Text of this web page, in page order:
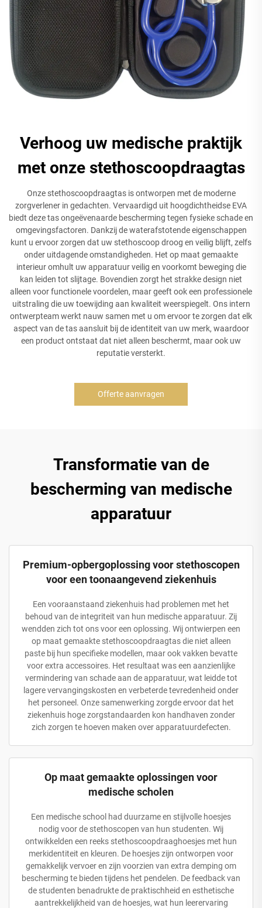
Verhoog uw medische praktijk
met onze stethoscoopdraagtas
Onze stethoscoopdraagtas is ontworpen met de moderne
zorgverlener in gedachten. Vervaardigd uit hoogdichtheidse EVA
biedt deze tas ongeëvenaarde bescherming tegen fysieke schade en
omgevingsfactoren. Dankzij de waterafstotende eigenschappen
kunt u ervoor zorgen dat uw stethoscoop droog en veilig blijft, zelfs
onder uitdagende omstandigheden. Het op maat gemaakte
interieur omhult uw apparatuur veilig en voorkomt beweging die
kan leiden tot slijtage. Bovendien zorgt het strakke design niet
alleen voor functionele voordelen, maar geeft ook een professionele
uitstraling die uw toewijding aan kwaliteit weerspiegelt. Ons intern
ontwerpteam werkt nauw samen met u om ervoor te zorgen dat elk
aspect van de tas aansluit bij de identiteit van uw merk, waardoor
een product ontstaat dat niet alleen beschermt, maar ook uw
reputatie versterkt.
Offerte aanvragen
Transformatie van de
bescherming van medische
apparatuur
Premium-opbergoplossing voor stethoscopen
voor een toonaangevend ziekenhuis
Een vooraanstaand ziekenhuis had problemen met het
behoud van de integriteit van hun medische apparatuur. Zij
wendden zich tot ons voor een oplossing. Wij ontwierpen een
op maat gemaakte stethoscoopdraagtas die niet alleen
paste bij hun specifieke modellen, maar ook vakken bevatte
voor extra accessoires. Het resultaat was een aanzienlijke
vermindering van schade aan de apparatuur, wat leidde tot
lagere vervangingskosten en verbeterde tevredenheid onder
het personeel. Onze samenwerking zorgde ervoor dat het
ziekenhuis hoge zorgstandaarden kon handhaven zonder
zich zorgen te hoeven maken over apparatuurdefecten.
Op maat gemaakte oplossingen voor
medische scholen
Een medische school had duurzame en stijlvolle hoesjes
nodig voor de stethoscopen van hun studenten. Wij
ontwikkelden een reeks stethoscoopdraaghoesjes met hun
merkidentiteit en kleuren. De hoesjes zijn ontworpen voor
gemakkelijk vervoer en zijn voorzien van extra demping om
bescherming te bieden tijdens het pendelen. De feedback van
de studenten benadrukte de praktischheid en esthetische
aantrekkelijkheid van de hoesjes, wat hun leerervaring